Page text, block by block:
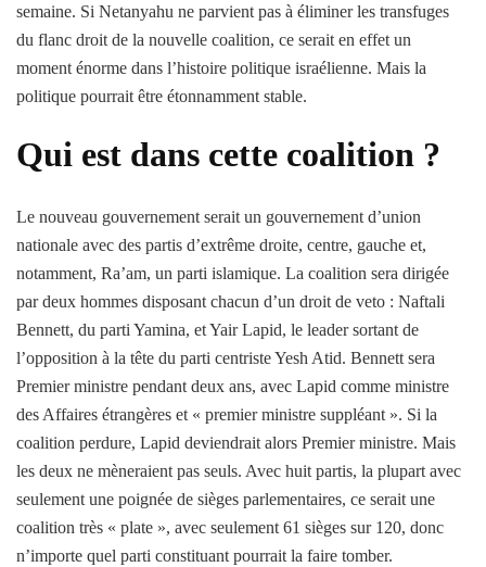
semaine. Si Netanyahu ne parvient pas à éliminer les transfuges
du flanc droit de la nouvelle coalition, ce serait en effet un
moment énorme dans l’histoire politique israélienne. Mais la
politique pourrait être étonnamment stable.
Qui est dans cette coalition ?
Le nouveau gouvernement serait un gouvernement d’union
nationale avec des partis d’extrême droite, centre, gauche et,
notamment, Ra’am, un parti islamique. La coalition sera dirigée
par deux hommes disposant chacun d’un droit de veto : Naftali
Bennett, du parti Yamina, et Yair Lapid, le leader sortant de
l’opposition à la tête du parti centriste Yesh Atid. Bennett sera
Premier ministre pendant deux ans, avec Lapid comme ministre
des Affaires étrangères et « premier ministre suppléant ». Si la
coalition perdure, Lapid deviendrait alors Premier ministre. Mais
les deux ne mèneraient pas seuls. Avec huit partis, la plupart avec
seulement une poignée de sièges parlementaires, ce serait une
coalition très « plate », avec seulement 61 sièges sur 120, donc
n’importe quel parti constituant pourrait la faire tomber.